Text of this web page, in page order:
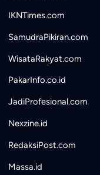
IKNTimes.com
SamudraPikiran.com
WisataRakyat.com
PakarInfo.co.id
JadiProfesional.com
Nexzine.id
RedaksiPost.com
Massa.id